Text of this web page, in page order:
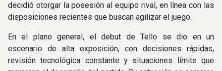
decidió otorgar la posesión al equipo rival, en línea con las
disposiciones recientes que buscan agilizar el juego.
En el plano general, el debut de Tello se dio en un
escenario de alta exposición, con decisiones rápidas,
revisión tecnológica constante y situaciones límite que